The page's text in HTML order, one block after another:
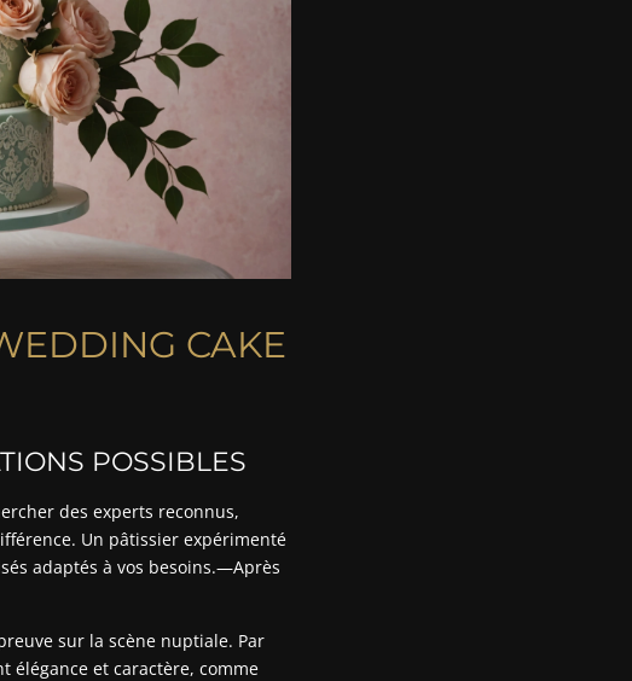
CAKE
POSSIBLES
des experts reconnus,
Un pâtissier expérimenté
adaptés à vos besoins.—Après
sur la scène nuptiale. Par
élégance et caractère, comme